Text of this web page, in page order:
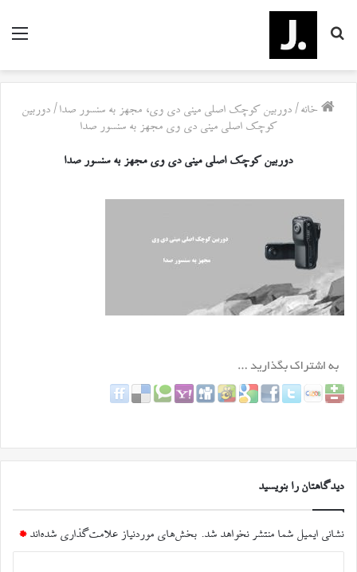
منو
برای
خانه / دوربین کوچک اصلی مینی دی وی، مجهز به سنسور صدا / دوربین
کوچک اصلی مینی دی وی مجهز به سنسور صدا
دوربین کوچک اصلی مینی دی وی مجهز به سنسور صدا
دیدگاهتان را بنویسید
نشانی ایمیل شما منتشر نخواهد شد. بخش‌های موردنیاز علامت‌گذاری شده‌اند *